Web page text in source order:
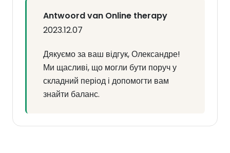
Antwoord van Online therapy
2023.12.07
Дякуємо за ваш відгук, Олександре!
Ми щасливі, що могли бути поруч у
складний період і допомогти вам
знайти баланс.